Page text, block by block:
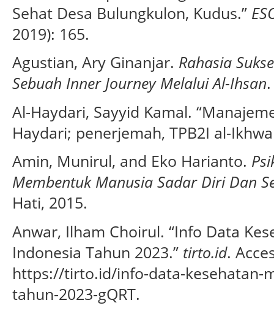
Sehat Desa Bulungkulon, Kudus.”
2019): 165.
Agustian, Ary Ginanjar. Rahasia
Sebuah Inner Journey Melalui Al-Ihsan
Al-Haydari, Sayyid Kamal.
Haydari; penerjemah, TPB2I al-
Amin, Munirul, and Eko Harianto.
Membentuk Manusia Sadar Diri Dan
Hati, 2015.
Anwar, Ilham Choirul. “Info Data
Indonesia Tahun 2023.” tirto.id.
https://tirto.id/info-data-kesehatan-
tahun-2023-gQRT.